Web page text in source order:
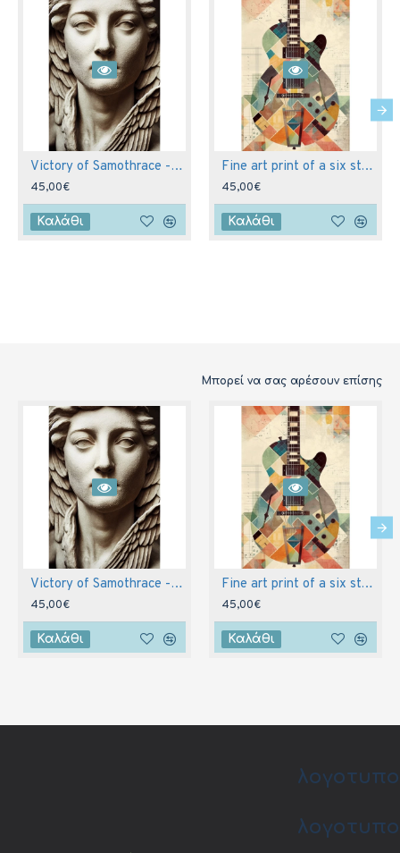
Victory of Samothrace - Πίνακας σε καμβά
45,00€
Καλάθι
Fine art print of a six string electric guitar - Πίνακας σε καμβά
45,00€
Καλάθι
Μπορεί να σας αρέσουν επίσης
Victory of Samothrace - Πίνακας σε καμβά
45,00€
Καλάθι
Fine art print of a six string electric guitar - Πίνακας σε καμβά
45,00€
Καλάθι
λογοτυπο
λογοτυπο